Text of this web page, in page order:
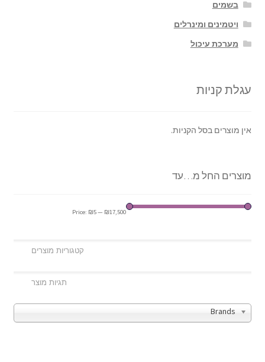
בשמים
ויטמינים ומינרלים
מערכת עיכול
עגלת קניות
אין מוצרים בסל הקניות.
מוצרים החל מ…עד
Price: ₪5— ₪17,500
Brands